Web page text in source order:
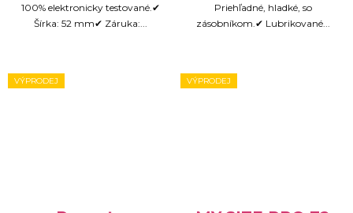
100% elektronicky testované.✔
Šírka: 52 mm✔ Záruka:...
Priehľadné, hladké, so
zásobníkom.✔ Lubrikované...
VÝPRODEJ VÝPRODEJ